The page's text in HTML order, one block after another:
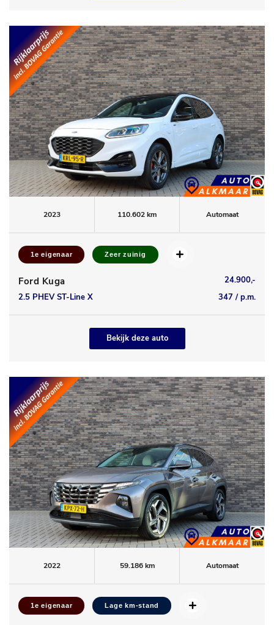
2023 110.602 km Automaat
1e eigenaar Zeer zuinig
Ford Kuga
24.900,-
2.5 PHEV ST-Line X
347 / p.m.
Bekijk deze auto
2022 59.186 km Automaat
1e eigenaar Lage km-stand